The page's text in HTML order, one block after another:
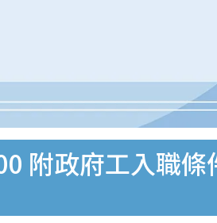
附政府工入職